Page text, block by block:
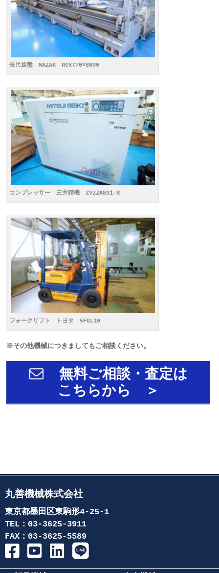
長尺旋盤 MAZAK Rex770×8000
コンプレッサー 三井精機 ZV22AS3i-R
フォークリフト トヨタ 5FGL10
※その他機械につきましてもご相談ください。
無料ご相談・査定は
こちらから ＞
丸善機械株式会社
東京都墨田区東駒形4-25-1
TEL：03-3625-3911
FAX：03-3625-5589